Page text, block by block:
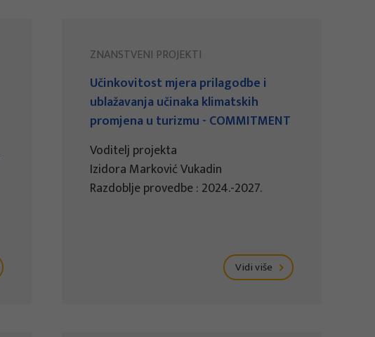
ZNANSTVENI PROJEKTI
Učinkovitost mjera prilagodbe i
ublažavanja učinaka klimatskih
promjena u turizmu - COMMITMENT
Voditelj projekta
Izidora Marković Vukadin
Razdoblje provedbe : 2024.-2027.
Vidi više